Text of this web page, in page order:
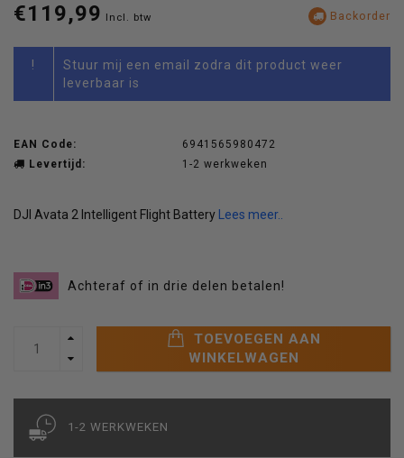
€119,99 Incl. btw Backorder
!
Stuur mij een email zodra dit product weer
leverbaar is
EAN Code:
6941565980472
Levertijd:
1-2 werkweken
DJI Avata 2 Intelligent Flight Battery Lees meer..
Achteraf of in drie delen betalen!
TOEVOEGEN AAN
WINKELWAGEN
1-2 WERKWEKEN